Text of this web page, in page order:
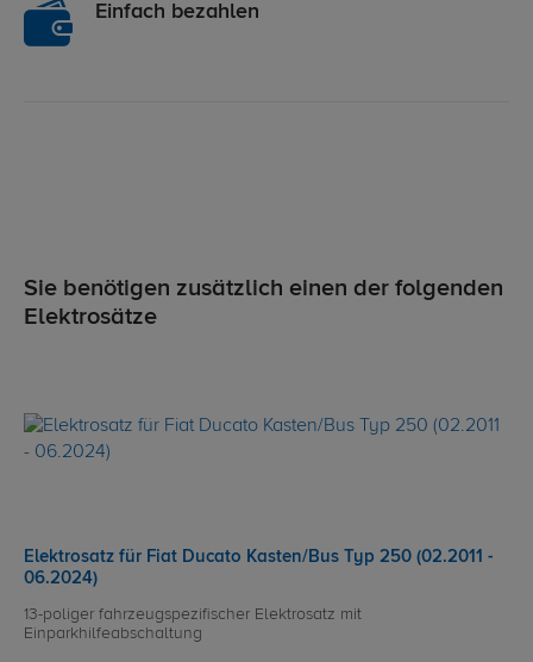
Einfach bezahlen
Sie benötigen zusätzlich einen der folgenden
Elektrosätze
Elektrosatz für Fiat Ducato Kasten/Bus Typ 250 (02.2011 -
06.2024)
13-poliger fahrzeugspezifischer Elektrosatz mit
Einparkhilfeabschaltung